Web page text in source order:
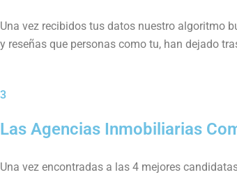
Una vez recibidos tus datos nuestro algoritmo
y reseñas que personas como tu, han dejado
3
Las Agencias Inmobiliarias
Una vez encontradas a las 4 mejores